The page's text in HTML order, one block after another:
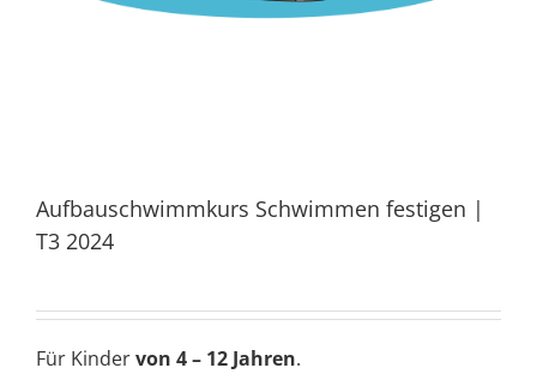
Aufbauschwimmkurs Schwimmen festigen |
T3 2024
Für Kindervon 4 – 12 Jahren.